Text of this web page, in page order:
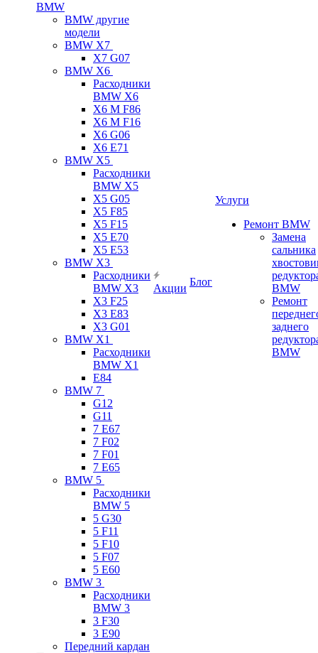
BMW
BMW другие
модели
BMW X7
X7 G07
BMW X6
Расходники
BMW X6
X6 M F86
X6 M F16
X6 G06
X6 E71
BMW X5
Расходники
BMW X5
X5 G05
X5 F85
X5 F15
X5 E70
X5 E53
BMW X3
Расходники
BMW X3
X3 F25
X3 E83
X3 G01
BMW X1
Расходники
BMW X1
E84
BMW 7
G12
G11
7 Е67
7 F02
7 F01
7 E65
BMW 5
Расходники
BMW 5
5 G30
5 F11
5 F10
5 F07
5 E60
BMW 3
Расходники
BMW 3
3 F30
3 E90
Передний кардан
Акции
Блог
Услуги
Ремонт BMW
Замена
сальника
BMW
Ремонт
заднего
BMW